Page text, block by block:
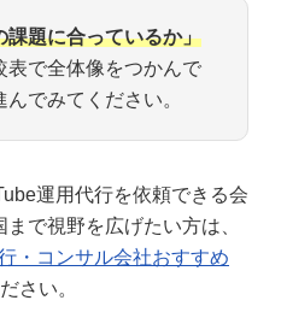
ンド）
保）
運用代行会社の選び方
とは？3つの依頼形態と
・コンサル・制作特化」の3タイ
課題に合っているか」
表で全体像をつかんで
でみてください。
運用代行を依頼できる会
で視野を広げたい方は、
・コンサル会社おすすめ
さい。